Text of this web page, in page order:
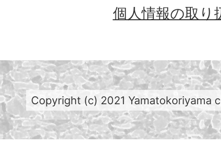
個人情報の取り
Copyright (c) 2021 Yamatokoriyama